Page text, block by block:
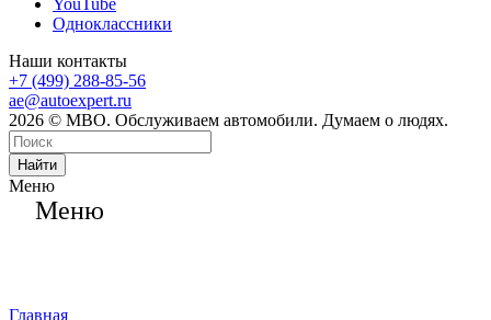
YouTube
Одноклассники
Наши контакты
+7 (499) 288-85-56
ae@autoexpert.ru
2026 © МВО. Обслуживаем автомобили. Думаем о людях.
Найти
Меню
Меню
Главная